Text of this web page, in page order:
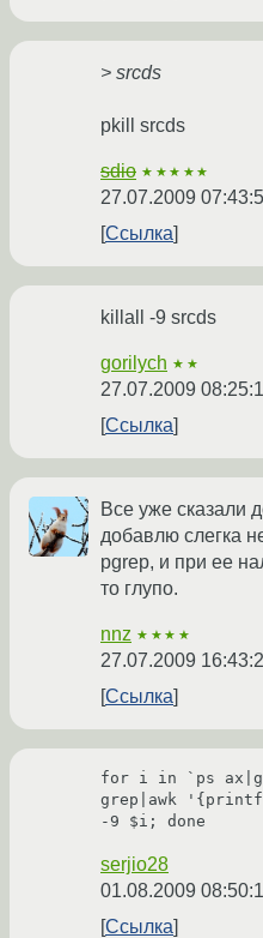
> srcds
pkill srcds
sdio ★★★★★
27.07.2009
Ссылка
killall -9 srcds
gorilych ★★
27.07.2009
Ссылка
Все уже сказали
добавлю слегка
pgrep, и при ее
то глупо.
nnz ★★★★
27.07.2009
Ссылка
for i in `ps
grep|awk
-9 $i; done
serjio28
01.08.2009
Ссылка